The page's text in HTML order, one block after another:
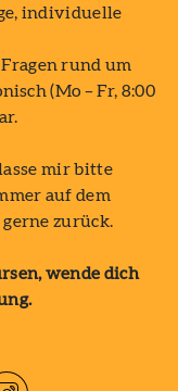
individuelle
rund um
(Mo – Fr, 8:00
mir bitte
auf dem
zurück.
wende dich